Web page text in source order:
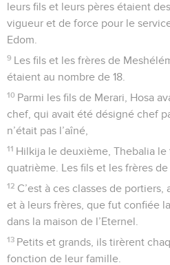
leurs fils et leurs pères étaient
vigueur et de force pour le
Edom.
9 Les fils et les frères de
étaient au nombre de 18.
10 Parmi les fils de Merari, Hosa
chef, qui avait été désigné chef
n’était pas l’aîné,
11 Hilkija le deuxième, Thebalia
quatrième. Les fils et les frères de
12 C’est à ces classes de
et à leurs frères, que fut confiée
dans la maison de l’Eternel.
13 Petits et grands, ils tirèrent
fonction de leur famille.